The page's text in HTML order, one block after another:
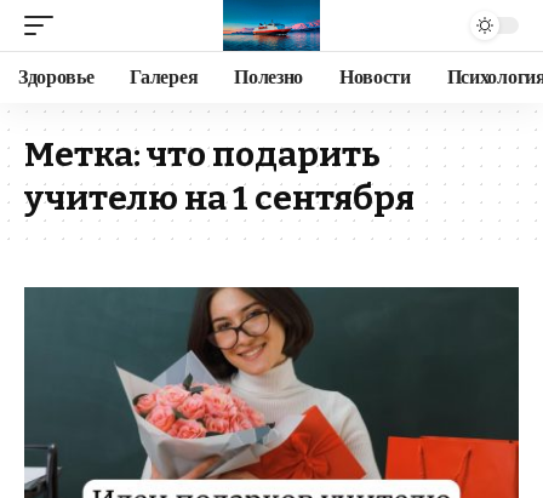
Здоровье Галерея Полезно Новости
Метка:что подарить
учителю на 1 сентября